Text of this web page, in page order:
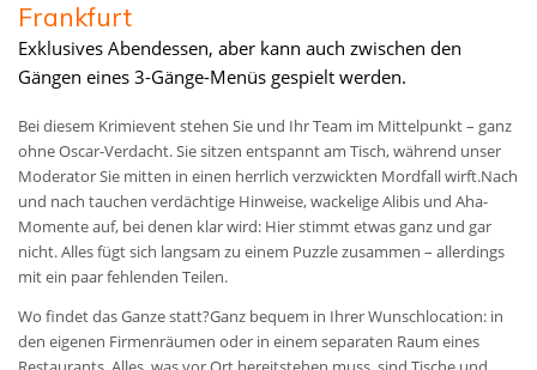
Frankfurt
Exklusives Abendessen, aber kann auch zwischen den
Gängen eines 3-Gänge-Menüs gespielt werden.
Bei diesem Krimievent stehen Sie und Ihr Team im Mittelpunkt – ganz
ohne Oscar-Verdacht. Sie sitzen entspannt am Tisch, während unser
Moderator Sie mitten in einen herrlich verzwickten Mordfall wirft.Nach
und nach tauchen verdächtige Hinweise, wackelige Alibis und Aha-
Momente auf, bei denen klar wird: Hier stimmt etwas ganz und gar
nicht. Alles fügt sich langsam zu einem Puzzle zusammen – allerdings
mit ein paar fehlenden Teilen.
Wo findet das Ganze statt?Ganz bequem in Ihrer Wunschlocation: in
den eigenen Firmenräumen oder in einem separaten Raum eines